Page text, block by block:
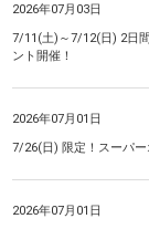
2026年07月03日
7/11(土)～7/12(日) 2日
ント開催！
2026年07月01日
7/26(日) 限定！スーパ
2026年07月01日